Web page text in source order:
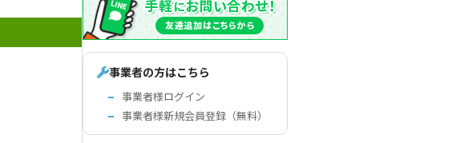
事業者の方はこちら
事業者様ログイン
事業者様新規会員登録（無料）